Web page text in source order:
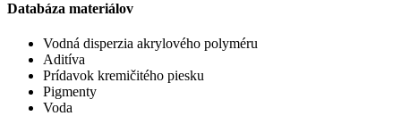
Databáza materiálov
Vodná disperzia akrylového polyméru
Aditíva
Prídavok kremičitého piesku
Pigmenty
Voda